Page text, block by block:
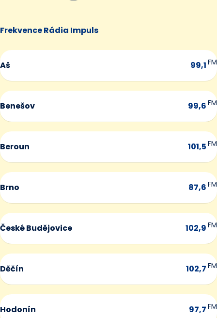
Frekvence Rádia Impuls
Aš 99,1 FM
Benešov 99,6 FM
Beroun 101,5 FM
Brno 87,6 FM
České Budějovice 102,9 FM
Děčín 102,7 FM
Hodonín 97,7 FM